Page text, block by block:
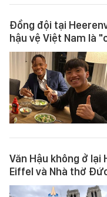
Đồng đội tại
hậu vệ Việt Nam là
Văn Hậu không ở lại
Eiffel và Nhà thờ